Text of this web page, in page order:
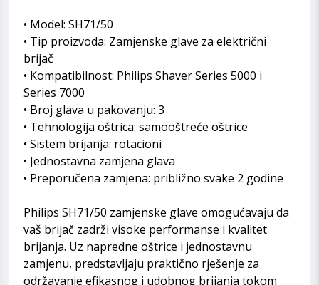
• Model: SH71/50
• Tip proizvoda: Zamjenske glave za električni
brijač
• Kompatibilnost: Philips Shaver Series 5000 i
Series 7000
• Broj glava u pakovanju: 3
• Tehnologija oštrica: samooštreće oštrice
• Sistem brijanja: rotacioni
• Jednostavna zamjena glava
• Preporučena zamjena: približno svake 2 godine
Philips SH71/50 zamjenske glave omogućavaju da
vaš brijač zadrži visoke performanse i kvalitet
brijanja. Uz napredne oštrice i jednostavnu
zamjenu, predstavljaju praktično rješenje za
održavanje efikasnog i udobnog brijanja tokom